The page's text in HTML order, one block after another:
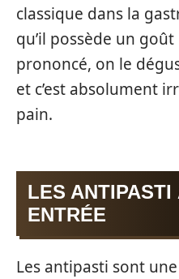
classique dans la
qu’il possède un
prononcé, on le
et c’est absolument
pain.
LES ANTIPASTI
ENTRÉE
Les antipasti sont